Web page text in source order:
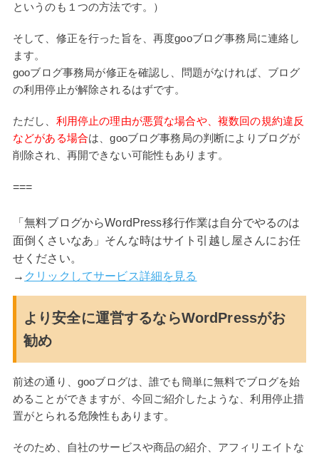
というのも１つの方法です。）
そして、修正を行った旨を、再度gooブログ事務局に連絡し
ます。
gooブログ事務局が修正を確認し、問題がなければ、ブログ
の利用停止が解除されるはずです。
ただし、 利用停止の理由が悪質な場合や、複数回の規約違反
などがある場合は、gooブログ事務局の判断によりブログが
削除され、再開できない可能性もあります。
===
「無料ブログからWordPress移行作業は自分でやるのは
面倒くさいなあ」そんな時はサイト引越し屋さんにお任
せください。
→ クリックしてサービス詳細を見る
より安全に運営するならWordPressがお
勧め
前述の通り、gooブログは、誰でも簡単に無料でブログを始
めることができますが、今回ご紹介したような、利用停止措
置がとられる危険性もあります。
そのため、自社のサービスや商品の紹介、アフィリエイトな